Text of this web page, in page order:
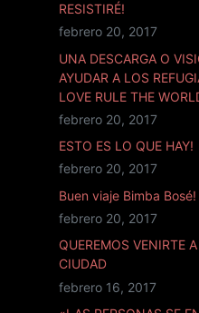
RESISTIRÉ!
febrero 20, 2017
UNA DESCARGA O
AYUDAR A LOS
LOVE RULE THE
febrero 20, 2017
ESTO ES LO QUE HAY!
febrero 20, 2017
Buen viaje Bimba Bosé!
febrero 20, 2017
QUEREMOS VENIRTE
CIUDAD
febrero 16, 2017